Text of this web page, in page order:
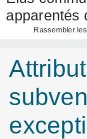
apparentés
Rassembler